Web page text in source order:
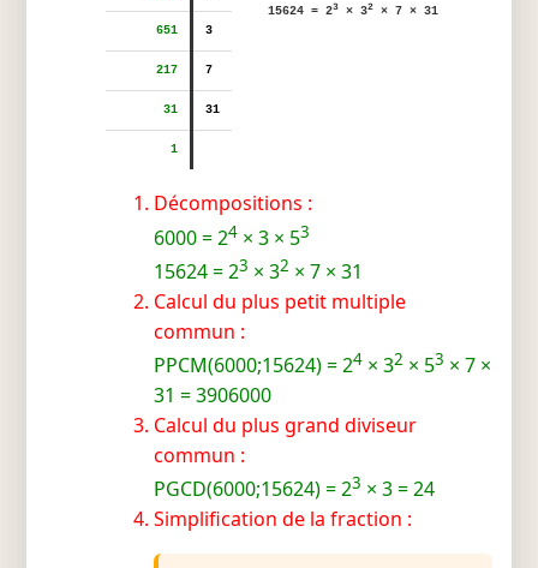
15624 = 23 × 32 × 7 × 31
651 3
217 7
31 31
1
Décompositions :
6000 = 24 × 3 × 53
15624 = 23 × 32 × 7 × 31
Calcul du plus petit multiple
commun :
PPCM(6000;15624) = 24 × 32 × 53 × 7 ×
31 = 3906000
Calcul du plus grand diviseur
commun :
PGCD(6000;15624) = 23 × 3 = 24
Simplification de la fraction :